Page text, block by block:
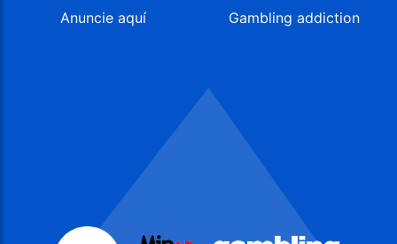
Anuncie aquí
Gambling addiction